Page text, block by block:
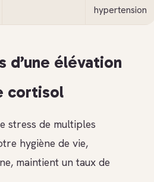
hypertension
d’une élévation
cortisol
stress de multiples
hygiène de vie,
maintient un taux de